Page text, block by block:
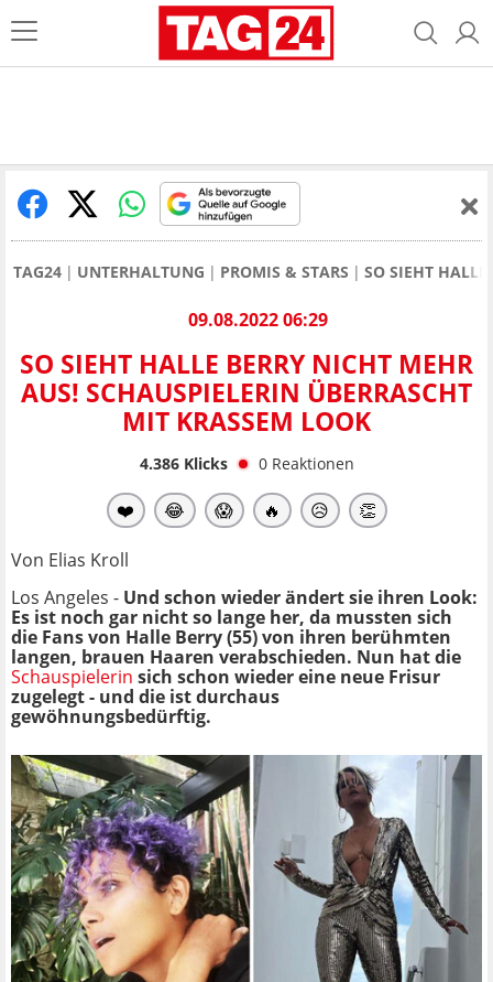
TAG24 UNTERHALTUNG PROMIS & STARS SO SIEHT
09.08.2022 06:29
SO SIEHT HALLE BERRY NICHT MEHR
AUS! SCHAUSPIELERIN ÜBERRASCHT
MIT KRASSEM LOOK
4.386Klicks 0 Reaktionen
❤️ 😂 😱 🔥 😥 👏
Von Elias Kroll
Los Angeles - Und schon wieder ändert sie ihren Look:
Es ist noch gar nicht so lange her, da mussten sich
die Fans von Halle Berry (55) von ihren berühmten
langen, brauen Haaren verabschieden. Nun hat die
Schauspielerin sich schon wieder eine neue Frisur
zugelegt - und die ist durchaus
gewöhnungsbedürftig.